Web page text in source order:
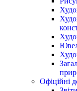
Офіційні